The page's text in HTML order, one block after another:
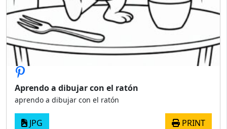
Aprendo a dibujar con el ratón
aprendo a dibujar con el ratón
JPG PRINT